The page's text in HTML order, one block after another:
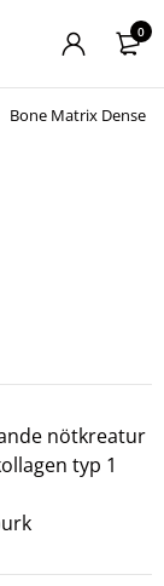
0
Bone Matrix Dense
nötkreatur
typ 1